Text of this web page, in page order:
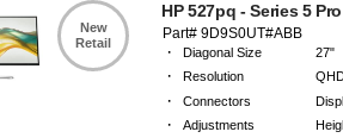
New
Retail
HP 527pq - Series 5
Part# 9D9S0UT#ABB
· Diagonal Size 27"
· Resolution
· Connectors
· Adjustments